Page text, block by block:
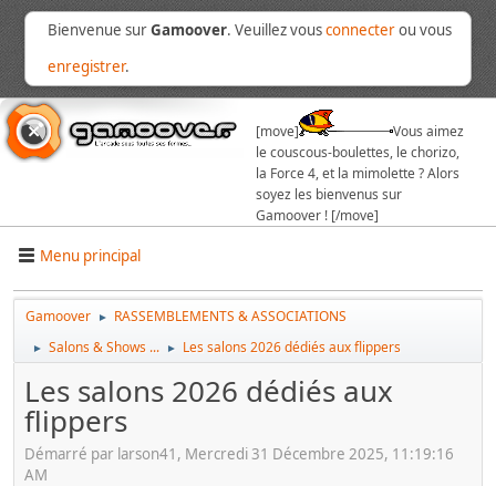
Bienvenue surGamoover. Veuillez vousconnecterou vous
enregistrer.
[move]
Vous aimez
le couscous-boulettes, le chorizo,
la Force 4, et la mimolette ? Alors
soyez les bienvenus sur
Gamoover ! [/move]
Menu principal
Gamoover ► RASSEMBLEMENTS & ASSOCIATIONS
► Salons & Shows ... ► Les salons 2026 dédiés aux flippers
Les salons 2026 dédiés aux
flippers
Démarré par larson41, Mercredi 31 Décembre 2025, 11:19:16
AM